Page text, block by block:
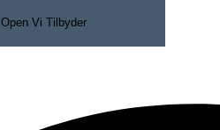
Open Vi Tilbyder